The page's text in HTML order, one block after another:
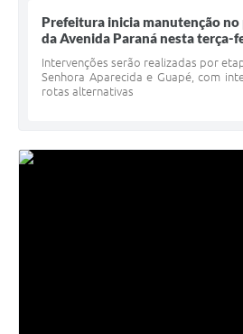
Prefeitura inicia manutenção
da Avenida Paraná nesta terça-
Intervenções serão realizadas por
Senhora Aparecida e Guapé, com
rotas alternativas